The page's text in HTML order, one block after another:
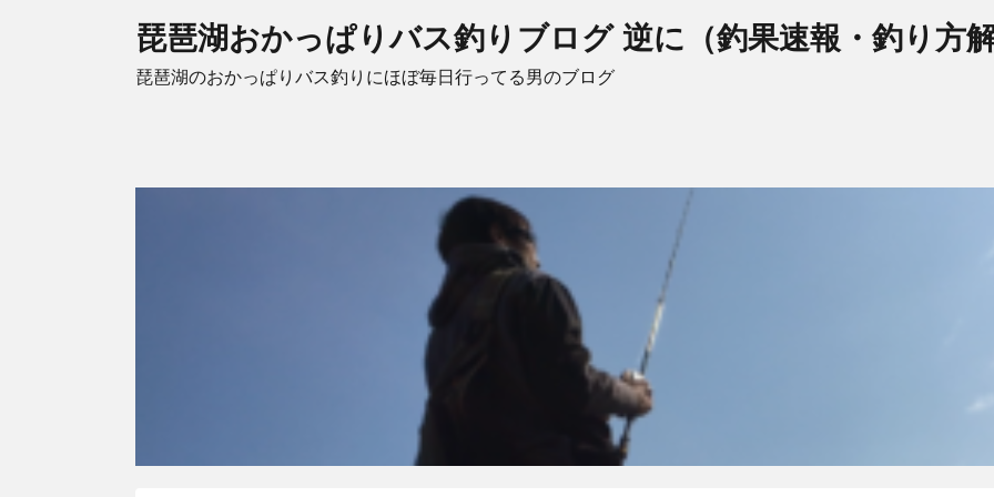
琵琶湖おかっぱりバス釣りブログ 逆に（釣果速報・釣り方
琵琶湖のおかっぱりバス釣りにほぼ毎日行ってる男のブログ